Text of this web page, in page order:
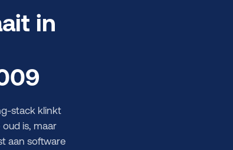
in
stack klinkt
is, maar
aan software